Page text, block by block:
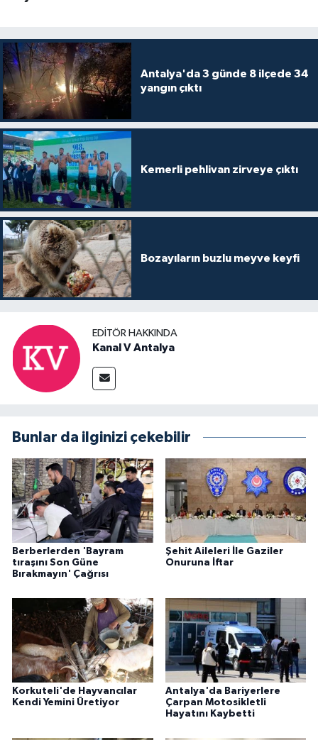
Antalya'da 3 günde 8 ilçede 34
yangın çıktı
Kemerli pehlivan zirveye çıktı
Bozayıların buzlu meyve keyfi
EDITÖR HAKKINDA
Kanal V Antalya
Bunlar da ilginizi çekebilir
Berberlerden 'Bayram
tıraşını Son Güne
Bırakmayın' Çağrısı
Şehit Aileleri İle Gaziler
Onuruna İftar
Korkuteli'de Hayvancılar
Kendi Yemini Üretiyor
Antalya'da Bariyerlere
Çarpan Motosikletli
Hayatını Kaybetti